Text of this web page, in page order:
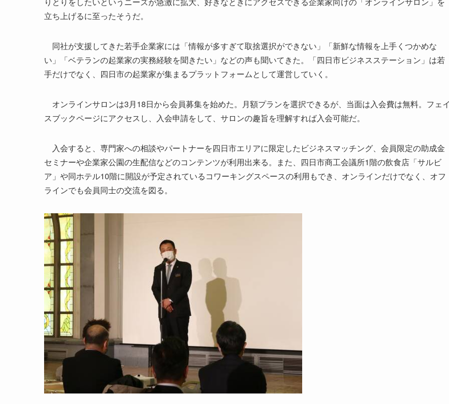
立ち上げるに至ったそうだ。
同社が支援してきた若手企業家には「情報が多すぎて取捨選択ができない」「新鮮な情報を上手くつかめな
い」「ベテランの起業家の実務経験を聞きたい」などの声も聞いてきた。「四日市ビジネスステーション」は若
手だけでなく、四日市の起業家が集まるプラットフォームとして運営していく。
オンラインサロンは3月18日から会員募集を始めた。月額プランを選択できるが、当面は入会費は無料。フェ
スブックページにアクセスし、入会申請をして、サロンの趣旨を理解すれば入会可能だ。
入会すると、専門家への相談やパートナーを四日市エリアに限定したビジネスマッチング、会員限定の助成金
セミナーや企業家公園の生配信などのコンテンツが利用出来る。また、四日市商工会議所1階の飲食店「サルビ
ア」や同ホテル10階に開設が予定されているコワーキングスペースの利用もでき、オンラインだけでなく、オフ
ラインでも会員同士の交流を図る。